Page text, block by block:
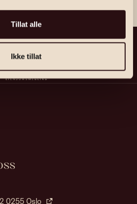
Tillat alle
Ikke tillat
0255 Oslo